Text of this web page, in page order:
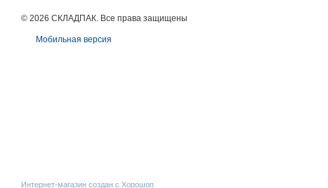
© 2026 СКЛАДПАК. Все права защищены
Мобильная версия
Интернет-магазин создан с Хорошоп